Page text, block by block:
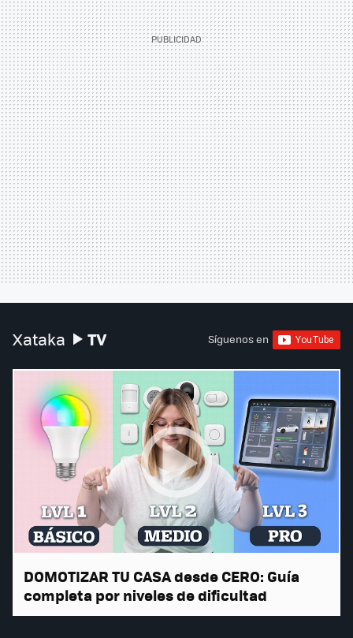
Xataka TV Síguenos en
DOMOTIZAR TU CASA desde CERO: Guía
completa por niveles de dificultad